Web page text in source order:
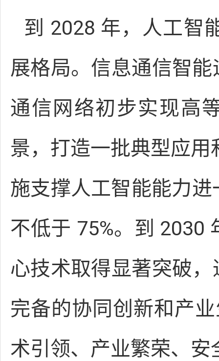
到 2028 年，人工智
展格局。信息通信智
通信网络初步实现高
景，打造一批典型应
施支撑人工智能能力
不低于 75%。到 2030
心技术取得显著突破
完备的协同创新和产
术引领、产业繁荣、